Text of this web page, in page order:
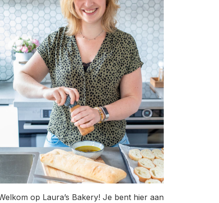
op Laura’s Bakery! Je bent hier aan